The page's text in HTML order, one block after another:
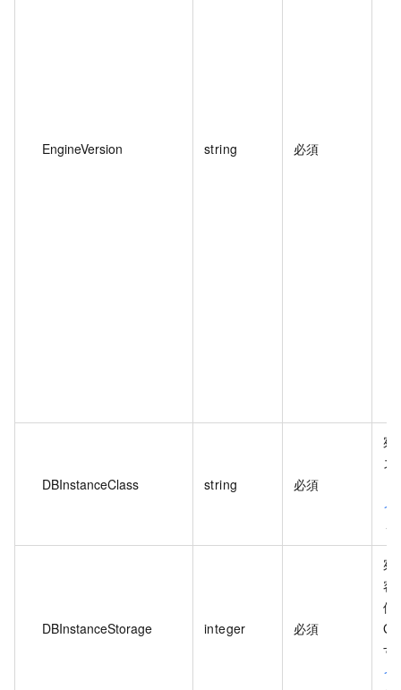
EngineVersion string 必須
DBInstanceClass string 必須
宛
ス
イ
DBInstanceStorage integer 必須
宛
容
位
す
イ